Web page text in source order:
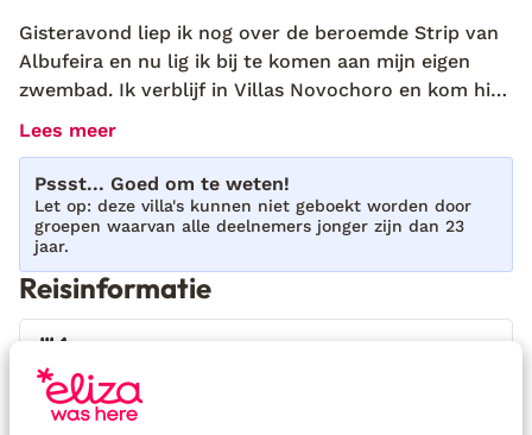
Gisteravond liep ik nog over de beroemde Strip van
Albufeira en nu lig ik bij te komen aan mijn eigen
zwembad. Ik verblijf in Villas Novochoro en kom hier
helemaal tot rust! Deze luxe villa ligt op een rustige
een modern vakantiehuis waarin je je snel thuis
voelt. Neem een duik in het ruime zwembad, of ga
met een goed boek onder de parasol liggen. Wat kun
je nog meer wensen als je zo’n tuin hebt? Dankzij de
fijne ligging is dit bovendien een perfecte
uitvalsbasis voor uitstapjes. Breng een bezoek aan
het goudkleurige Praia da Oura strand, of rijd het
binnenland in en laat je verrassen door de ongerepte
natuur, pittoreske dorpjes en ongekende gastvrijheid.
Lees meer
Pssst... Goed om te weten!
Let op: deze villa's kunnen niet geboekt worden door
groepen waarvan alle deelnemers jonger zijn dan 23
jaar.
Reisinformatie
Huurauto